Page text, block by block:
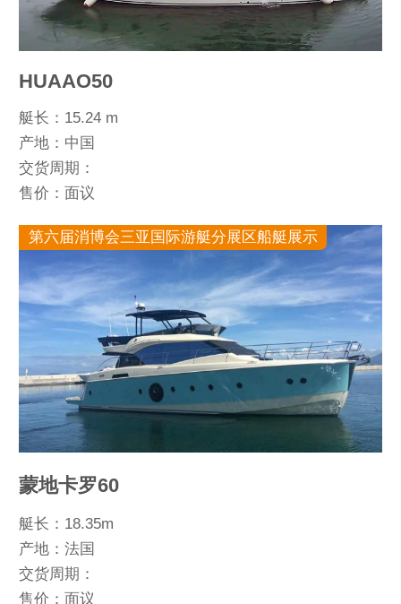
HUAAO50
艇长：15.24 m
产地：中国
交货周期：
售价：面议
第六届消博会三亚国际游艇分展区船艇展示
蒙地卡罗60
艇长：18.35m
产地：法国
交货周期：
售价：面议